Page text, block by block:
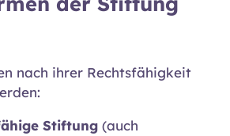
nach ihrer Rechtsfähigkeit
Stiftung (auch